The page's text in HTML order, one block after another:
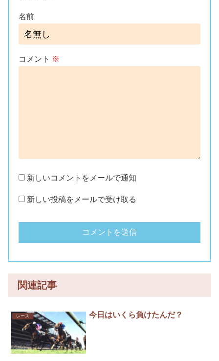
名前
コメント ※
新しいコメントをメールで通知
新しい投稿をメールで受け取る
関連記事
レース 今日はいくら負けたんだ？